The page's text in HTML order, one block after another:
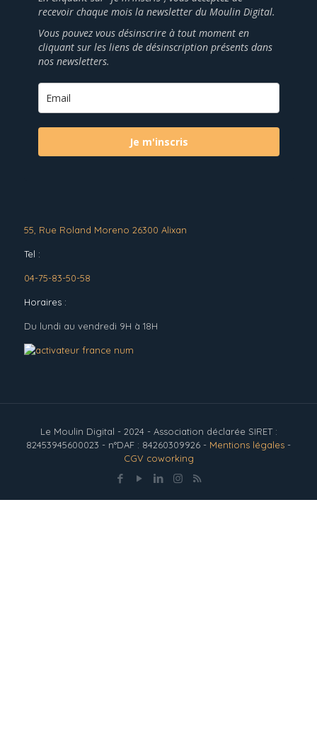
recevoir chaque mois la newsletter du Moulin Digital.
Vous pouvez vous désinscrire à tout moment en
cliquant sur les liens de désinscription présents dans
nos newsletters.
Je m'inscris
55, Rue Roland Moreno 26300 Alixan
Tel :
04-75-83-50-58
Horaires :
Du lundi au vendredi 9H à 18H
Le Moulin Digital - 2024 - Association déclarée SIRET :
82453945600023 - n°DAF : 84260309926 - Mentions légales -
CGV coworking